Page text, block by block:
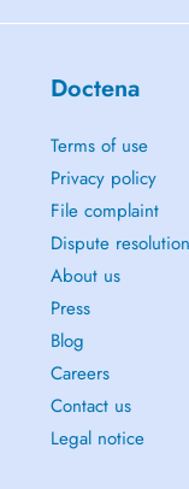
Doctena
Terms of use
Privacy policy
File complaint
Dispute resolution
About us
Press
Blog
Careers
Contact us
Legal notice